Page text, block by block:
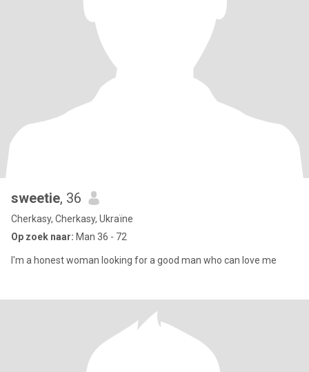
sweetie, 36
Cherkasy, Cherkasy, Ukraïne
Op zoek naar: Man 36 - 72
I'm a honest woman looking for a good man who can love me